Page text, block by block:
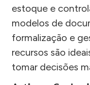
estoque e
modelos de
formalização e
recursos são
tomar decisões